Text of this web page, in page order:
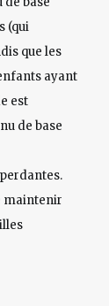
(qui
que les
ayant
est
de base
maintenir